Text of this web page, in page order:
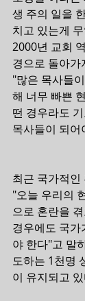
생 주의 일을
치고 있는게
2000년 교회
경으로 돌아
"많은 목사들
해 너무 빠쁜
떤 경우라도
목사들이 되어
최근 국가적인
"오늘 우리의
으로 혼란을
경우에도 국가
야 한다"고 말
도하는 1천명
이 유지되고